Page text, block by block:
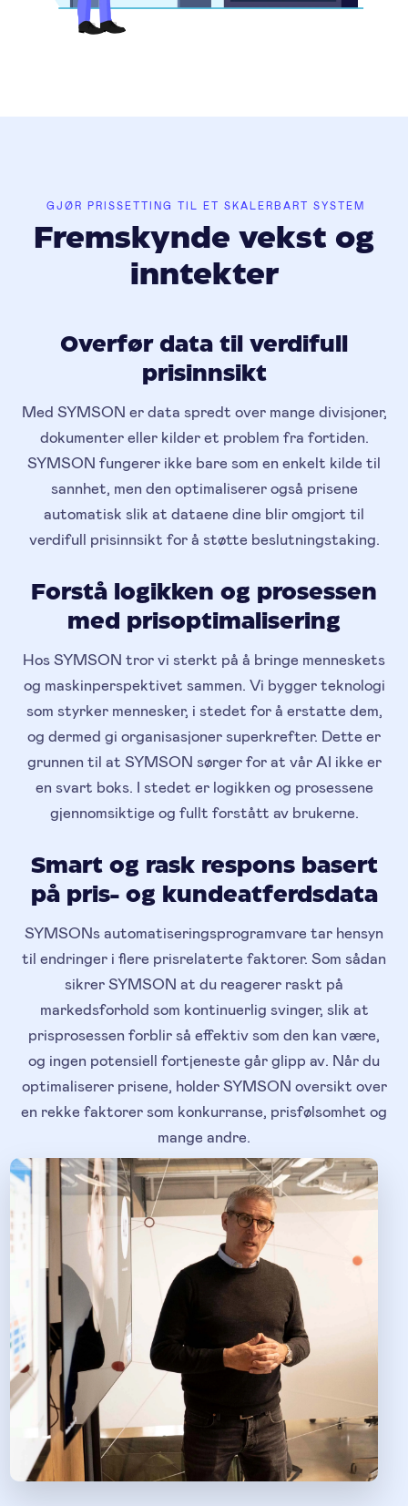
GJØR PRISSETTING TIL ET SKALERBART SYSTEM
Fremskynde vekst og
inntekter
Overfør data til verdifull
prisinnsikt
Med SYMSON er data spredt over mange divisjoner,
dokumenter eller kilder et problem fra fortiden.
SYMSON fungerer ikke bare som en enkelt kilde til
sannhet, men den optimaliserer også prisene
automatisk slik at dataene dine blir omgjort til
verdifull prisinnsikt for å støtte beslutningstaking.
Forstå logikken og prosessen
med prisoptimalisering
Hos SYMSON tror vi sterkt på å bringe menneskets
og maskinperspektivet sammen. Vi bygger teknologi
som styrker mennesker, i stedet for å erstatte dem,
og dermed gi organisasjoner superkrefter. Dette er
grunnen til at SYMSON sørger for at vår AI ikke er
en svart boks. I stedet er logikken og prosessene
gjennomsiktige og fullt forstått av brukerne.
Smart og rask respons basert
på pris- og kundeatferdsdata
SYMSONs automatiseringsprogramvare tar hensyn
til endringer i flere prisrelaterte faktorer. Som sådan
sikrer SYMSON at du reagerer raskt på
markedsforhold som kontinuerlig svinger, slik at
prisprosessen forblir så effektiv som den kan være,
og ingen potensiell fortjeneste går glipp av. Når du
optimaliserer prisene, holder SYMSON oversikt over
en rekke faktorer som konkurranse, prisfølsomhet og
mange andre.